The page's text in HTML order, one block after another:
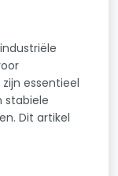
essentieel
stabiele
Dit artikel